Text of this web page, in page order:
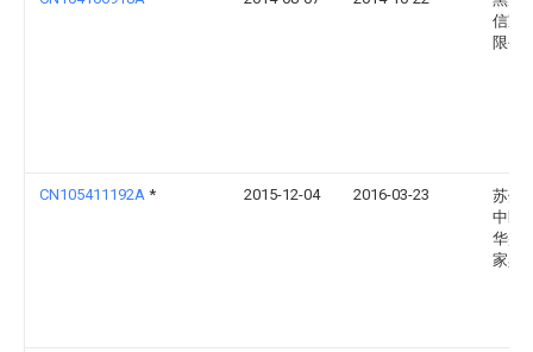
信家
限公
CN105411192A * 2015-12-04 2016-03-23
苏州
中区
华盛
家具